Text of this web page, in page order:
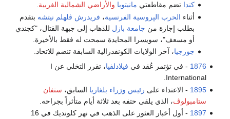
كندا تضم مقاطعتي مانيتوبا والأراضي الشمالية الغربية.
أثناء الحرب الپروسية الفرنسية، فريدرش ڤلهلم نيتشه بتقدم
بطلب إجازة من جامعة بازل للذهاب إلى جبهة القتال، "كجندي
أو مسعف"، سويسرا المحايدة سمحت له فقط بالأخيرة.
جورجيا، آخر الولايات الكونفدرالية السابقة تنضم للاتحاد.
1876 ​​- في تؤتمر عُقد في فيلادلفيا
، تقرر التخلي عن I
International.
1895 - الاعتداء على رئيس وزراء بلغاريا السابق، ستفان
ستامبولوڤ، الذي يلقى حتفه بعد ثلاثة أيام متأثراً بجراحه.
1897
- أول أخبار العثور على الذهب في نهر كلونديك في 16